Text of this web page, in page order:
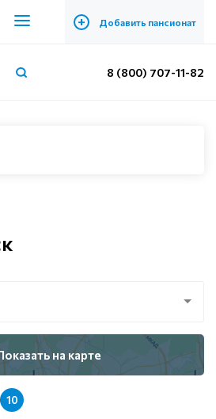
+ Добавить пансионат
8 (800) 707-11-82
на карте
10